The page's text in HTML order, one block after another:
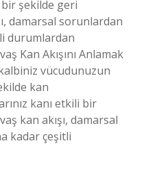
bir şekilde geri
damarsal sorunlardan
durumlardan
Kan Akışını Anlamak
vücudunuzun
kan
kanı etkili bir
kan akışı, damarsal
kadar çeşitli